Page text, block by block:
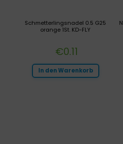
Schmetterlingsnadel 0.5 G25
orange 1St. KD-FLY
€0.11
In den Warenkorb